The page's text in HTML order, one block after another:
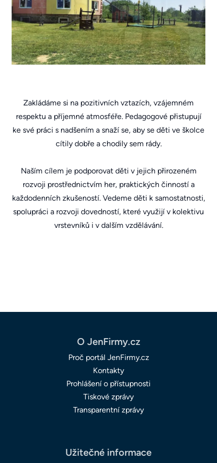
Zakládáme si na pozitivních vztazích, vzájemném
respektu a příjemné atmosféře. Pedagogové přistupují
ke své práci s nadšením a snaží se, aby se děti ve školce
cítily dobře a chodily sem rády.
Naším cílem je podporovat děti v jejich přirozeném
rozvoji prostřednictvím her, praktických činností a
každodenních zkušeností. Vedeme děti k samostatnosti,
spolupráci a rozvoji dovedností, které využijí v kolektivu
vrstevníků i v dalším vzdělávání.
O JenFirmy.cz
Proč portál JenFirmy.cz
Kontakty
Prohlášení o přístupnosti
Tiskové zprávy
Transparentní zprávy
Užitečné informace